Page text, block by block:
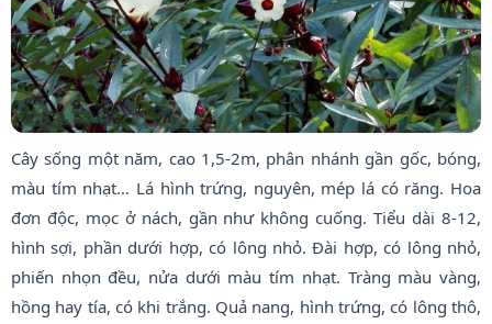
Cây sống một năm, cao 1,5-2m, phân nhánh gần gốc, bóng,
màu tím nhạt… Lá hình trứng, nguyên, mép lá có răng. Hoa
đơn độc, mọc ở nách, gần như không cuống. Tiểu dài 8-12,
hình sợi, phần dưới hợp, có lông nhỏ. Đài hợp, có lông nhỏ,
phiến nhọn đều, nửa dưới màu tím nhạt. Tràng màu vàng,
hồng hay tía, có khi trắng. Quả nang, hình trứng, có lông thô,